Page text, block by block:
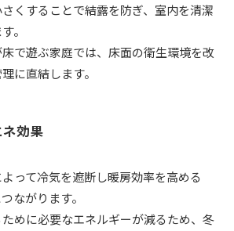
くすることで結露を防ぎ、室内を清潔
。
で遊ぶ家庭では、床面の衛生環境を改
に直結します。
効果
って冷気を遮断し暖房効率を高める
ながります。
めに必要なエネルギーが減るため、冬